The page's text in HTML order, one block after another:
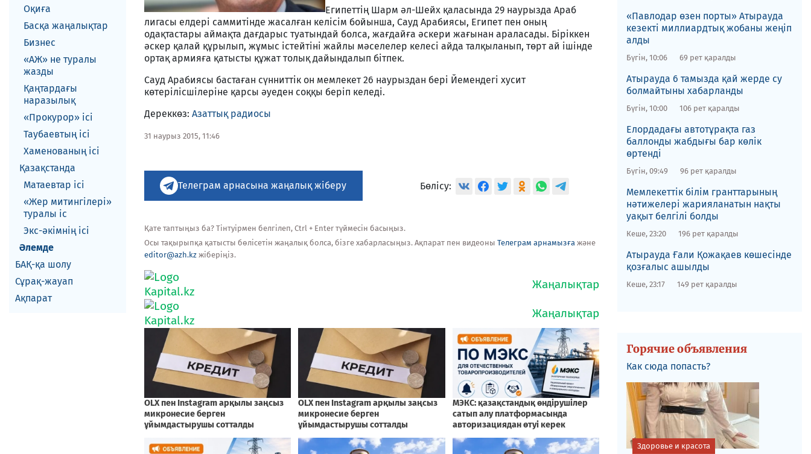
Оқиға
Басқа жаңалықтар
Бизнес
«АЖ» не туралы
жазды
Қаңтардағы
наразылық
«Прокурор» ісі
Таубаевтың ісі
Хаменованың ісі
Қазақстанда
Матаевтар ici
«Жер митингілері»
туралы іс
Экс-әкiмнiң iсi
Әлемде
БАҚ-қа шолу
Сұрақ-жауап
Ақпарат
Египеттің Шарм әл-Шейх қаласында 29 наурызда Араб
лигасы елдері саммитінде жасалған келісім бойынша, Сауд Арабиясы, Египет пен оның
одақтастары аймақта дағдарыс туатындай болса, жағдайға әскери жағынан араласады. Біріккен
әскер қалай құрылып, жұмыс істейтіні жайлы мәселелер келесі айда талқыланып, төрт ай ішінде
ортақ армияға қатысты құжат толық дайындалып бітпек.
Сауд Арабиясы бастаған сүнниттік он мемлекет 26 наурыздан бері Йемендегі хусит
көтерілісшілеріне қарсы әуеден соққы беріп келеді.
Дереккөз: Азаттық радиосы
31 наурыз 2015, 11:46
Телеграм арнасына жаңалық жіберу Бөлісу:
Қате таптыңыз ба? Тінтуірмен белгілеп, Ctrl + Enter түймесін басыңыз.
Осы тақырыпқа қатысты бөлісетін жаңалық болса, бізге хабарласыңыз. Ақпарат пен видеоны Телеграм арнамызға және
editor@azh.kz жіберіңіз.
​«Павлодар өзен порты» Атырауда
кезекті миллиардтық жобаны жеңіп
алды
Бүгін, 10:06 69 рет қаралды
​Атырауда 6 тамызда қай жерде су
болмайтыны хабарланды
Бүгін, 10:00 106 рет қаралды
​Елордадағы автотұрақта газ
баллонды жабдығы бар көлік
өртенді
Бүгін, 09:49 96 рет қаралды
Мемлекеттік білім гранттарының
нәтижелері жарияланатын нақты
уақыт белгілі болды
Кеше, 23:20 196 рет қаралды
​Атырауда Ғали Қожақаев көшесінде
қозғалыс ашылды
Кеше, 23:17 149 рет қаралды
Горячие объявления
Как сюда попасть?
Здоровье и красота